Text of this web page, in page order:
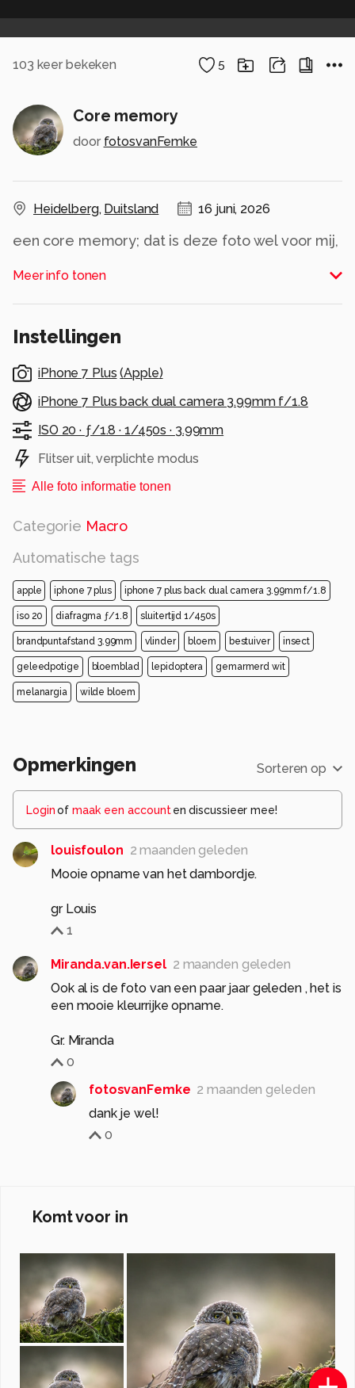
103 keer bekeken 5
Core memory
door fotosvanFemke
Heidelberg, Duitsland 16 juni, 2026
een core memory; dat is deze foto wel voor mij,
gemaakt en ik herinner me dat mijn passie voor
fotografie zo’n beetje hier echt groeide; zo leuk
Alle rechten voorbehouden
Meer info tonen
Instellingen
iPhone 7 Plus (Apple)
iPhone 7 Plus back dual camera 3.99mm f/1.8
ISO 20 · ƒ/1.8 · 1/450s · 3.99mm
Flitser uit, verplichte modus
Alle foto informatie tonen
Categorie Macro
Automatische tags
apple iphone 7 plus iphone 7 plus back dual camera 3.99mm f/1.8
iso 20 diafragma ƒ/1.8 sluitertijd 1/450s
brandpuntafstand 3.99mm vlinder bloem bestuiver insect
geleedpotige bloemblad lepidoptera gemarmerd wit
melanargia wilde bloem
Opmerkingen Sorteren op
Loginof maak een account en discussieer mee!
louisfoulon 2 maanden geleden
Mooie opname van het dambordje.
gr Louis
1
Miranda.van.Iersel 2 maanden geleden
Ook al is de foto van een paar jaar geleden , het is
een mooie kleurrijke opname.
Gr. Miranda
0
fotosvanFemke 2 maanden geleden
dank je wel!
0
Komt voor in